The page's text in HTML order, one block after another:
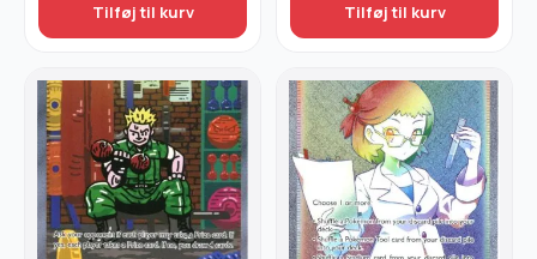
Tilføj til kurv Tilføj til kurv